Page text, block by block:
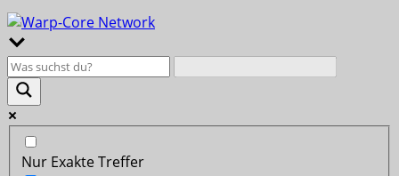
Nur Exakte Treffer